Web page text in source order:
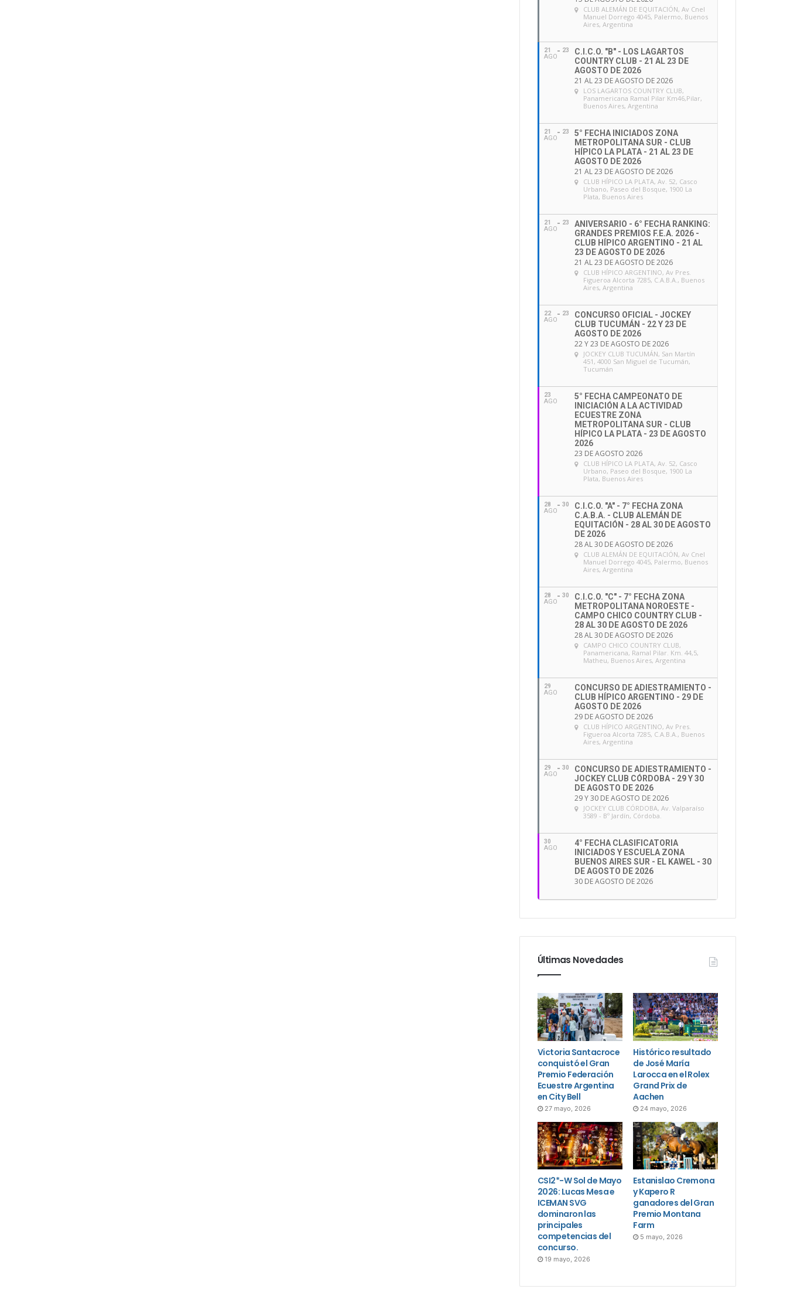
CLUB ALEMÁN DE EQUITACIÓN, Av Cnel
Manuel Dorrego 4045, Palermo, Buenos
Aires, Argentina
21
AGO
23
C.I.C.O. "B" - LOS LAGARTOS
COUNTRY CLUB - 21 AL 23 DE
AGOSTO DE 2026
21 AL 23 DE AGOSTO DE 2026
LOS LAGARTOS COUNTRY CLUB,
Panamericana Ramal Pilar Km46,Pilar,
Buenos Aires, Argentina
21
AGO
23
5° FECHA INICIADOS ZONA
METROPOLITANA SUR - CLUB
HÍPICO LA PLATA - 21 AL 23 DE
AGOSTO DE 2026
21 AL 23 DE AGOSTO DE 2026
CLUB HÍPICO LA PLATA, Av. 52, Casco
Urbano, Paseo del Bosque, 1900 La
Plata, Buenos Aires
21
AGO
23
ANIVERSARIO - 6° FECHA RANKING:
GRANDES PREMIOS F.E.A. 2026 -
CLUB HÍPICO ARGENTINO - 21 AL
23 DE AGOSTO DE 2026
21 AL 23 DE AGOSTO DE 2026
CLUB HÍPICO ARGENTINO, Av Pres.
Figueroa Alcorta 7285, C.A.B.A., Buenos
Aires, Argentina
22
AGO
23
CONCURSO OFICIAL - JOCKEY
CLUB TUCUMÁN - 22 Y 23 DE
AGOSTO DE 2026
22 Y 23 DE AGOSTO DE 2026
JOCKEY CLUB TUCUMÁN, San Martín
451, 4000 San Miguel de Tucumán,
Tucumán
23
AGO
5° FECHA CAMPEONATO DE
INICIACIÓN A LA ACTIVIDAD
ECUESTRE ZONA
METROPOLITANA SUR - CLUB
HÍPICO LA PLATA - 23 DE AGOSTO
2026
23 DE AGOSTO 2026
CLUB HÍPICO LA PLATA, Av. 52, Casco
Urbano, Paseo del Bosque, 1900 La
Plata, Buenos Aires
28
AGO
30
C.I.C.O. "A" - 7° FECHA ZONA
C.A.B.A. - CLUB ALEMÁN DE
EQUITACIÓN - 28 AL 30 DE AGOSTO
DE 2026
28 AL 30 DE AGOSTO DE 2026
CLUB ALEMÁN DE EQUITACIÓN, Av Cnel
Manuel Dorrego 4045, Palermo, Buenos
Aires, Argentina
28
AGO
30
C.I.C.O. "C" - 7° FECHA ZONA
METROPOLITANA NOROESTE -
CAMPO CHICO COUNTRY CLUB -
28 AL 30 DE AGOSTO DE 2026
28 AL 30 DE AGOSTO DE 2026
CAMPO CHICO COUNTRY CLUB,
Panamericana, Ramal Pilar. Km. 44,5,
Matheu, Buenos Aires, Argentina
29
AGO
CONCURSO DE ADIESTRAMIENTO -
CLUB HÍPICO ARGENTINO - 29 DE
AGOSTO DE 2026
29 DE AGOSTO DE 2026
CLUB HÍPICO ARGENTINO, Av Pres.
Figueroa Alcorta 7285, C.A.B.A., Buenos
Aires, Argentina
29
AGO
30
CONCURSO DE ADIESTRAMIENTO -
JOCKEY CLUB CÓRDOBA - 29 Y 30
DE AGOSTO DE 2026
29 Y 30 DE AGOSTO DE 2026
JOCKEY CLUB CÓRDOBA, Av. Valparaíso
3589 - Bº Jardín, Córdoba.
30
AGO
4° FECHA CLASIFICATORIA
INICIADOS Y ESCUELA ZONA
BUENOS AIRES SUR - EL KAWEL - 30
DE AGOSTO DE 2026
30 DE AGOSTO DE 2026
Últimas Novedades
Victoria Santacroce
conquistó el Gran
Premio Federación
Ecuestre Argentina
en City Bell
27 mayo, 2026
Histórico resultado
de José María
Larocca en el Rolex
Grand Prix de
Aachen
24 mayo, 2026
CSI2*-W Sol de Mayo
2026: Lucas Mesa e
ICEMAN SVG
dominaron las
principales
competencias del
concurso.
19 mayo, 2026
Estanislao Cremona
y Kapero R
ganadores del Gran
Premio Montana
Farm
5 mayo, 2026